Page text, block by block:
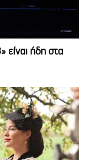
είναι ήδη στα